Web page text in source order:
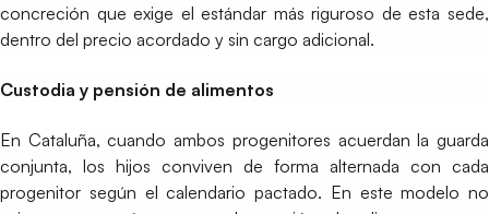
concreción que exige el estándar más riguroso de esta sede,
dentro del precio acordado y sin cargo adicional.
Custodia y pensión de alimentos
En Cataluña, cuando ambos progenitores acuerdan la guarda
conjunta, los hijos conviven de forma alternada con cada
progenitor según el calendario pactado. En este modelo no